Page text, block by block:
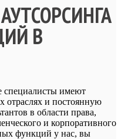
В
имеют
отраслях и постоянную
в области права,
и корпоративного
функций у нас, вы